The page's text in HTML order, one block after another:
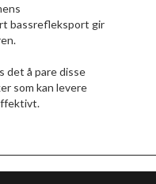
bassrefleksport gir
det å pare disse
som kan levere